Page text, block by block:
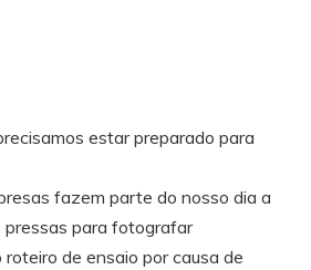
estar preparado para
fazem parte do nosso dia a
pressas para fotografar
de ensaio por causa de